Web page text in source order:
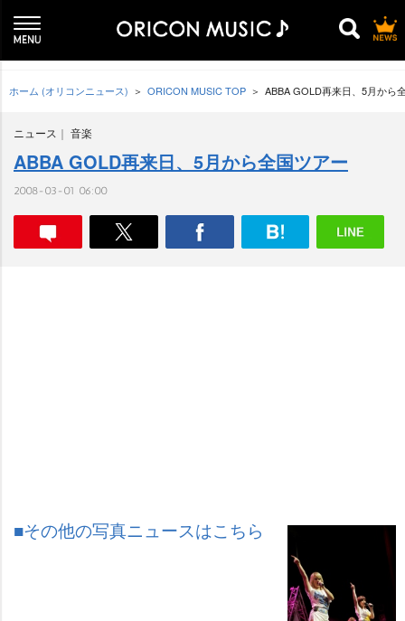
ホーム (オリコンニュース) ORICON MUSIC TOP ABBA GOLD再来日、5月から
ニュース 音楽
ABBA GOLD再来日、5月から全国ツアー
2008-03-01 06:00
■その他の写真ニュースはこちら